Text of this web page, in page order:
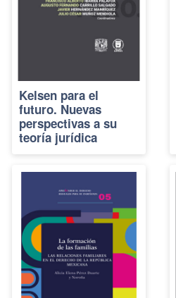
Kelsen para el
futuro. Nuevas
perspectivas a su
teoría jurídica